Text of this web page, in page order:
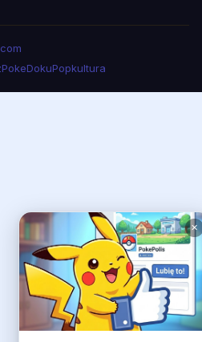
PokeDokuPopkultura
✕